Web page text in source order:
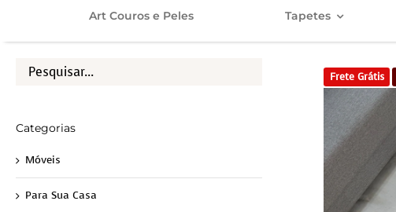
Art Couros e Peles Tapetes
Frete Grátis
Categorias
Móveis
Para Sua Casa